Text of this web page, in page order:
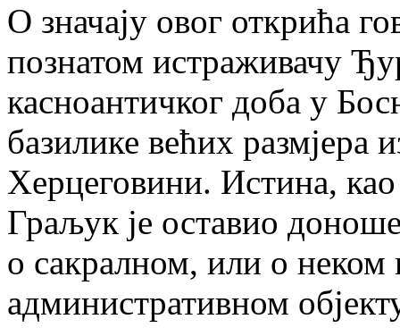
О значају овог открића
познатом истраживачу
касноантичког доба у
базилике већих размјера
Херцеговини. Истина,
Граљук је оставио
о сакралном, или о неком
административном